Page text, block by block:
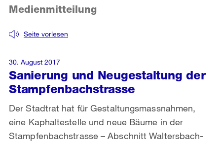
Sanierung und Neugestaltung der
Stampfenbachstrasse
Seite vorlesen
Medienmitteilung
Der Stadtrat hat für Gestaltungsmassnahmen,
eine Kaphaltestelle und neue Bäume in der
Stampfenbachstrasse – Abschnitt Waltersbach-
30. August 2017